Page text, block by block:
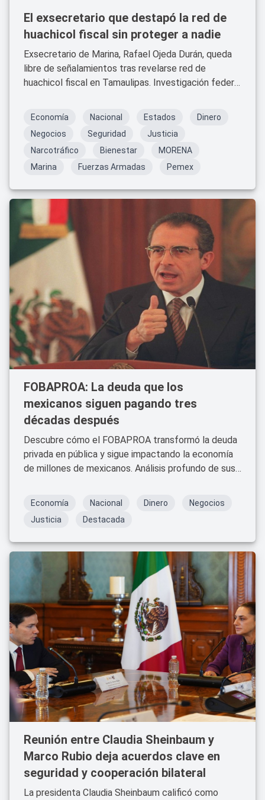
El exsecretario que destapó la red de
huachicol fiscal sin proteger a nadie
Exsecretario de Marina, Rafael Ojeda Durán, queda
libre de señalamientos tras revelarse red de
huachicol fiscal en Tamaulipas. Investigación federal
Economía Nacional Estados
Dinero
Negocios
Seguridad
Justicia
Narcotráfico
Bienestar
MORENA
Marina
Fuerzas Armadas Pemex
FOBAPROA: La deuda que los
mexicanos siguen pagando tres
décadas después
Descubre cómo el FOBAPROA transformó la deuda
privada en pública y sigue impactando la economía
de millones de mexicanos. Análisis profundo de sus
Economía Nacional Dinero
Negocios
Justicia
Destacada
Reunión entre Claudia Sheinbaum y
Marco Rubio deja acuerdos clave en
seguridad y cooperación bilateral
La presidenta Claudia Sheinbaum calificó como